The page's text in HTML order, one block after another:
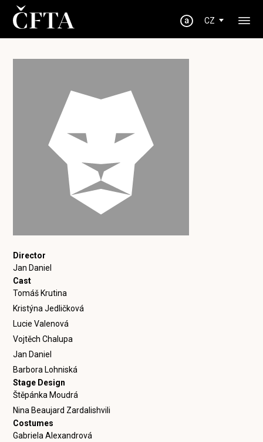
CZ
Director
Jan Daniel
Cast
Tomáš Krutina
Kristýna Jedličková
Lucie Valenová
Vojtěch Chalupa
Jan Daniel
Barbora Lohniská
Stage Design
Štěpánka Moudrá
Nina Beaujard Zardalishvili
Costumes
Gabriela Alexandrová